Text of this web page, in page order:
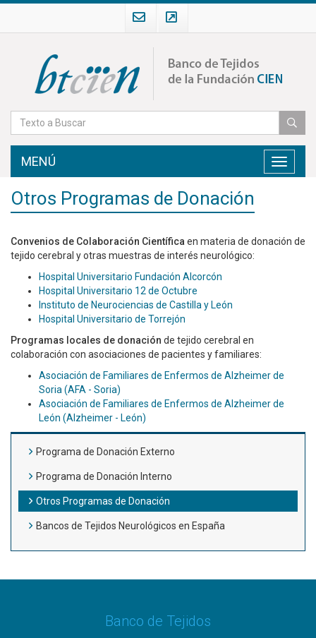
Toggle
MENÚ
Otros Programas de Donación
Convenios de Colaboración Científica en materia de donación de
tejido cerebral y otras muestras de interés neurológico:
Hospital Universitario Fundación Alcorcón
Hospital Universitario 12 de Octubre
Instituto de Neurociencias de Castilla y León
Hospital Universitario de Torrejón
Programas locales de donación de tejido cerebral en
colaboración con asociaciones de pacientes y familiares:
Asociación de Familiares de Enfermos de Alzheimer de
Soria (AFA - Soria)
Asociación de Familiares de Enfermos de Alzheimer de
León (Alzheimer - León)
Programa de Donación Externo
Programa de Donación Interno
Otros Programas de Donación
Bancos de Tejidos Neurológicos en España
Banco de Tejidos